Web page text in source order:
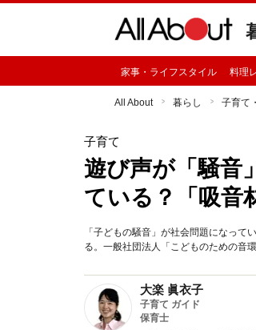
家事・ライフスタイル 料理
All About 暮らし 子育て
子育て
遊び声が「騒音
ている？「吸音
「子どもの騒音」が社会問題になっ
る。一般社団法人「こどものための音
大楽 眞衣子
子育て ガイド
保育士